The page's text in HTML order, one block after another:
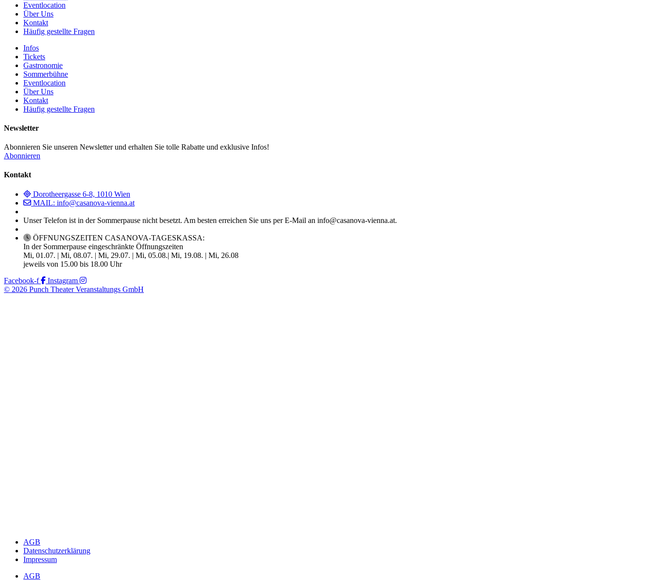
Eventlocation
Über Uns
Kontakt
Häufig gestellte Fragen
Infos
Tickets
Gastronomie
Sommerbühne
Eventlocation
Über Uns
Kontakt
Häufig gestellte Fragen
Newsletter
Abonnieren Sie unseren Newsletter und erhalten Sie tolle Rabatte und exklusive Infos!
Abonnieren
Kontakt
Dorotheergasse 6-8, 1010 Wien
MAIL: info@casanova-vienna.at
Unser Telefon ist in der Sommerpause nicht besetzt. Am besten erreichen Sie uns per E-Mail an info@casanova-vienna.at.
ÖFFNUNGSZEITEN CASANOVA-TAGESKASSA:
In der Sommerpause eingeschränkte Öffnungszeiten
Mi, 01.07. | Mi, 08.07. | Mi, 29.07. | Mi, 05.08.| Mi, 19.08. | Mi, 26.08
jeweils von 15.00 bis 18.00 Uhr
Facebook-f
Instagram
© 2026 Punch Theater Veranstaltungs GmbH
AGB
Datenschutzerklärung
Impressum
AGB